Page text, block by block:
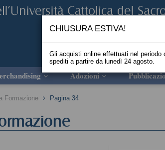
Adozioni
Formazione Pagina 34
CHIUSURA ESTIVA!
Gli acquisti online effettuati nel
spediti a partire da lunedì 24 agosto.